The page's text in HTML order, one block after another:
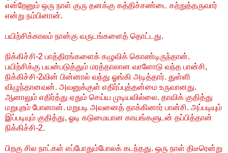
என்றேனும் ஒரு நாள் குரு தனக்கு கத்திச்சண்டை கற்றுத்தருவார்
என்று நம்பினான்.
பயிற்சிக்காலம் நான்கு வருடங்களைத் தொட்டது.
நிக்கிச்சி-2 பாத்திரங்களைக் கழுவிக் கொண்டிருந்தான்.
பயிற்சிக்கு பயன்படுத்தும் மரத்தாலான வாளோடு வந்த பான்சி,
நிக்கிச்சி-2வின் பின்னால் வந்து ஓங்கி அடித்தார். துள்ளி
விழுந்தானவன். அவனுக்குள் எதிர்ப்புத்தன்மை உருவானது.
ஆனாலும் எதிர்த்து ஏதும் செய்ய முடியவில்லை. தாவிக் குதித்து
மறுபுறம் போனான். மறுபடி அவனைத் தாக்கினார் பான்சி. அப்படியும்
இப்படியும் குதித்து, ஓடி கடுமையான காயங்களுடன் தப்பித்தான்
நிக்கிச்சி-2.
பிறகு சில நாட்கள் எப்போதும்போலக் கடந்தது. ஒரு நாள் திடீரென்று